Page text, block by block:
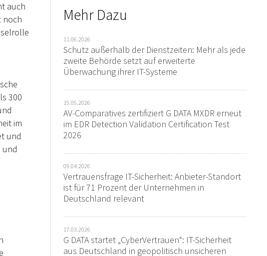
auch
noch
300
im
und
und
Mehr Dazu
11.06.2026
Schutz außerhalb der Dienstzeiten: Mehr als jede
zweite Behörde setzt auf erweiterte
Überwachung ihrer IT-Systeme
15.05.2026
AV-Comparatives zertifiziert G DATA MXDR erneut
im EDR Detection Validation Certification Test
2026
09.04.2026
Vertrauensfrage IT-Sicherheit: Anbieter-Standort
ist für 71 Prozent der Unternehmen in
Deutschland relevant
17.03.2026
G DATA startet „CyberVertrauen“: IT-Sicherheit
aus Deutschland in geopolitisch unsicheren